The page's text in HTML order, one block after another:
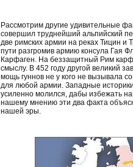
Рассмотрим другие удивительные
совершил труднейший альпийский
две римских армии на реках Тицин и
пути разгромив армию консула Гая
Карфаген. На беззащитный Рим
смыслу. В 452 году другой великий
мощь гуннов не у кого не вызывала
для любой армии. Западные
усиленно молился, дабы избежать
нашему мнению эти два факта
нашей эры.